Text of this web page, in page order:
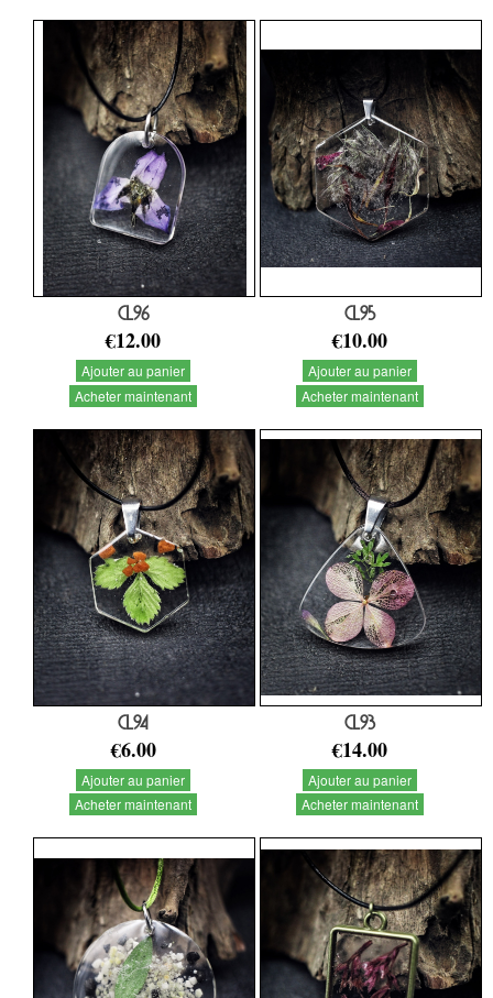
CL96
€12.00
Ajouter au panier
Acheter maintenant
CL95
€10.00
Ajouter au panier
Acheter maintenant
CL94
€6.00
Ajouter au panier
Acheter maintenant
CL93
€14.00
Ajouter au panier
Acheter maintenant